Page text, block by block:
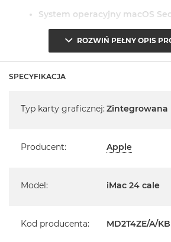
System operacyjny macOS
- lub nowszy, z darmową
Informacje o produkcie:
Posiada pełną, 12
Realizowaną w każdym
ROZWIŃ PEŁNY OPIS
SPECYFIKACJA
Typ karty graficznej: Zintegrowana
Producent: Apple
Model: iMac 24 cale
Kod producenta: MD2T4ZE/A/